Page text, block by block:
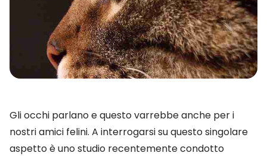
Gli occhi parlano e questo varrebbe anche per i
nostri amici felini. A interrogarsi su questo singolare
aspetto è uno studio recentemente condotto